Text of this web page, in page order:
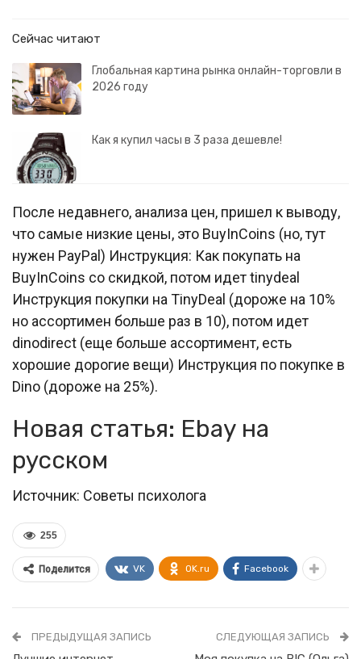
Сейчас читают
Глобальная картина рынка онлайн-торговли в
2026 году
Как я купил часы в 3 раза дешевле!
После недавнего, анализа цен, пришел к выводу,
что самые низкие цены, это BuyInCoins (но, тут
нужен PayPal) Инструкция: Как покупать на
BuyInCoins со скидкой, потом идет tinydeal
Инструкция покупки на TinyDeal (дороже на 10%
но ассортимен больше раз в 10), потом идет
dinodirect (еще больше ассортимент, есть
хорошие дорогие вещи) Инструкция по покупке в
Dino (дороже на 25%).
Новая статья: Ebay на
русском
Источник: Советы психолога
255
Поделится VK OK.ru Facebook
ПРЕДЫДУЩАЯ ЗАПИСЬ СЛЕДУЮЩАЯ ЗАПИСЬ